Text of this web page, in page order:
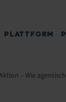
PLATTFORM
– Wie